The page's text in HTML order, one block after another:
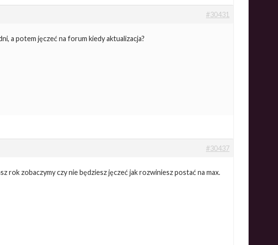
#30431
a potem jęczeć na forum kiedy aktualizacja?
#30437
rok zobaczymy czy nie będziesz jęczeć jak rozwiniesz postać na max.